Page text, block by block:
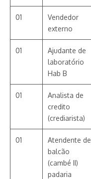
01
Vendedor
externo
01
Ajudante de
laboratório
Hab B
01
Analista de
credito
(crediarista)
01
Atendente de
balcão
(cambé II)
padaria